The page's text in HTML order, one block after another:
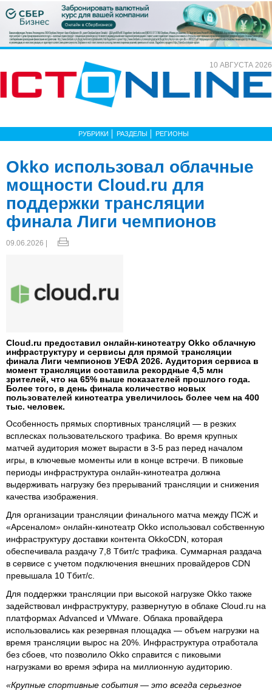
10 АВГУСТА 2026
РУБРИКИ РАЗДЕЛЫ РЕГИОНЫ
Okko использовал облачные
мощности Cloud.ru для
поддержки трансляции
финала Лиги чемпионов
09.06.2026 |
Cloud.ru предоставил онлайн-кинотеатру Okko облачную
инфраструктуру и сервисы для прямой трансляции
финала Лиги чемпионов УЕФА 2026. Аудитория сервиса в
момент трансляции составила рекордные 4,5 млн
зрителей, что на 65% выше показателей прошлого года.
Более того, в день финала количество новых
пользователей кинотеатра увеличилось более чем на 400
тыс. человек.
Особенность прямых спортивных трансляций — в резких
всплесках пользовательского трафика. Во время крупных
матчей аудитория может вырасти в 3-5 раз перед началом
игры, в ключевые моменты или в конце встречи. В пиковые
периоды инфраструктура онлайн-кинотеатра должна
выдерживать нагрузку без прерываний трансляции и снижения
качества изображения.
Для организации трансляции финального матча между ПСЖ и
«Арсеналом» онлайн-кинотеатр Okko использовал собственную
инфраструктуру доставки контента OkkoCDN, которая
обеспечивала раздачу 7,8 Тбит/с трафика. Суммарная раздача
в сервисе с учетом подключения внешних провайдеров CDN
превышала 10 Тбит/с.
Для поддержки трансляции при высокой нагрузке Okko также
задействовал инфраструктуру, развернутую в облаке Cloud.ru на
платформах Advanced и VMware. Облака провайдера
использовались как резервная площадка — объем нагрузки на
время трансляции вырос на 20%. Инфраструктура отработала
без сбоев, что позволило Okko справится с пиковыми
нагрузками во время эфира на миллионную аудиторию.
«Крупные спортивные события — это всегда серьезное